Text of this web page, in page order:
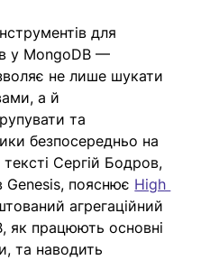
для
у MongoDB —
не лише шукати
а й
та
безпосередньо на
Сергій Бодров,
Genesis, пояснює High
агрегаційний
як працюють основні
та наводить